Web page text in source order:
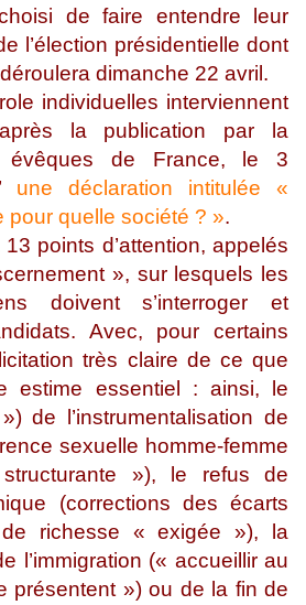
de faire entendre leur
l’élection présidentielle dont
dimanche 22 avril.
individuelles interviennent
la publication par la
évêques de France, le 3
une déclaration intitulée «
pour quelle société ? ».
points d’attention, appelés
», sur lesquels les
doivent s’interroger et
Avec, pour certains
très claire de ce que
estime essentiel : ainsi, le
de l’instrumentalisation de
sexuelle homme-femme
»), le refus de
(corrections des écarts
de richesse « exigée »), la
l’immigration (« accueillir au
présentent ») ou de la fin de